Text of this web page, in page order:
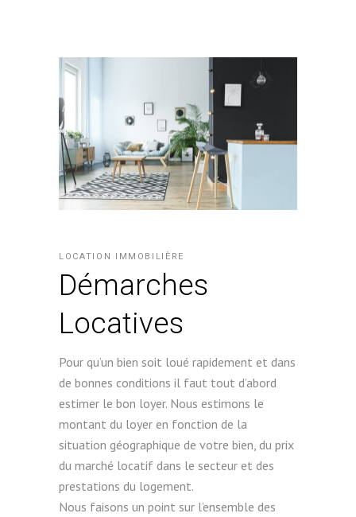
LOCATION IMMOBILIÈRE
Démarches
Locatives
Pour qu’un bien soit loué rapidement et dans
de bonnes conditions il faut tout d’abord
estimer le bon loyer. Nous estimons le
montant du loyer en fonction de la
situation géographique de votre bien, du prix
du marché locatif dans le secteur et des
prestations du logement.
Nous faisons un point sur l’ensemble des